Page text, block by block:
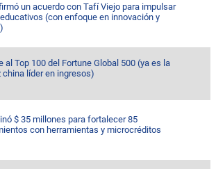
un acuerdo con Tafí Viejo para impulsar
(con enfoque en innovación y
al Top 100 del Fortune Global 500 (ya es la
china líder en ingresos)
$ 35 millones para fortalecer 85
con herramientas y microcréditos